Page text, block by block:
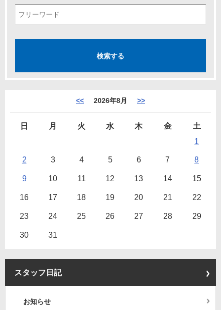
<< 2026年8月 >>
日 月 火 水 木 金
土
1
2 3 4 5 6 7 8
9 10 11 12 13 14 15
16 17 18 19 20 21 22
23 24 25 26 27 28 29
30 31
スタッフ日記
お知らせ